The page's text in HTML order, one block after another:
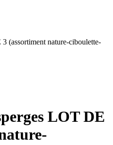
(assortiment nature-ciboulette-
LOT DE